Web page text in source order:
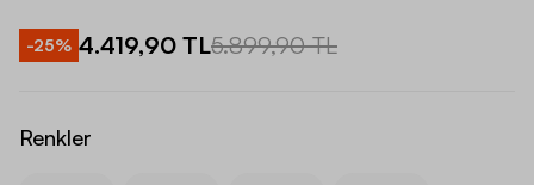
-25% 4.419,90 TL5.899,90 TL
Renkler